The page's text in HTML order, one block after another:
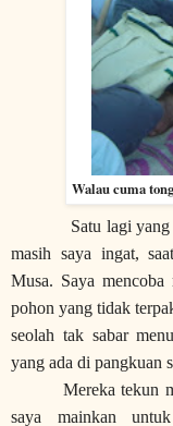
Walau cuma
Satu lagi
masih saya ingat,
Musa. Saya mencoba
pohon yang tidak
seolah tak sabar
yang ada di pangkuan
Mereka tekun
saya mainkan